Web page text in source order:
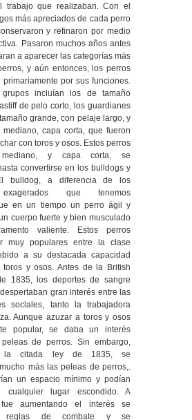
trabajo que realizaban. Con el
más apreciados de cada perro
y refinaron por medio
Pasaron muchos años antes
a aparecer las categorías más
y aún entonces, los perros
primariamente por sus funciones.
grupos incluían los de tamaño
de pelo corto, los guardianes
grande, con pelaje largo, y
capa corta, que fueron
con toros y osos. Estos perros
y capa corta, se
convertirse en los bulldogs y
bulldog, a diferencia de los
que tenemos
en un tiempo un perro ágil y
cuerpo fuerte y bien musculado
valiente. Estos perros
muy populares entre la clase
a su destacada capacidad
y osos. Antes de la British
1835, los deportes de sangre
gran interés entre las
sociales, tanto la trabajadora
Aunque azuzar a toros y osos
popular, se daba un interés
de perros. Sin embargo,
la citada ley de 1835, se
más las peleas de perros,.
un espacio mínimo y podían
cualquier lugar escondido. A
aumentando el interés se
reglas de combate y se